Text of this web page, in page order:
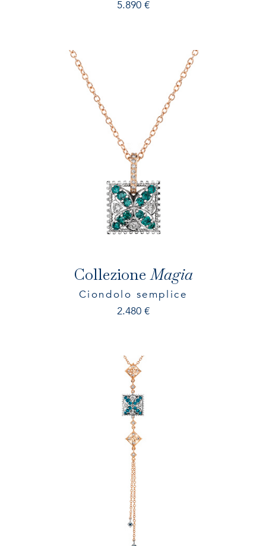
5.890 €
CollezioneMagia
Ciondolo semplice
2.480 €